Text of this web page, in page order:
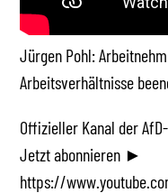
Jürgen Pohl:
Arbeitsverhältnisse
Offizieller Kanal der
Jetzt abonnieren ►
https://